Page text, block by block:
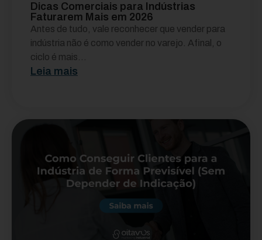
Dicas Comerciais para Indústrias
Faturarem Mais em 2026
Antes de tudo, vale reconhecer que vender para
indústria não é como vender no varejo. Afinal, o
ciclo é mais...
Leia mais